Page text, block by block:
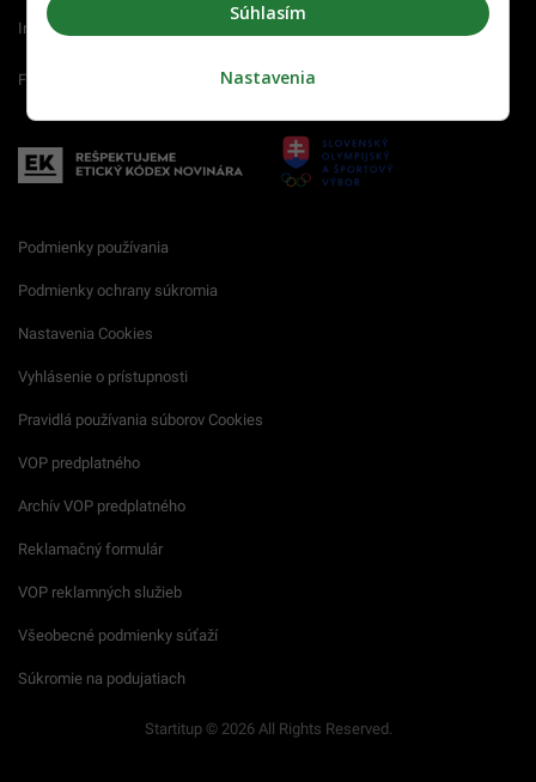
Interez.sk
Femm.sk
Podmienky používania
Podmienky ochrany súkromia
Nastavenia Cookies
Vyhlásenie o prístupnosti
Pravidlá používania súborov Cookies
VOP predplatného
Archív VOP predplatného
Reklamačný formulár
VOP reklamných služieb
Všeobecné podmienky súťaží
Súkromie na podujatiach
Startitup © 2026 All Rights Reserved.
Súhlasím
Nastavenia